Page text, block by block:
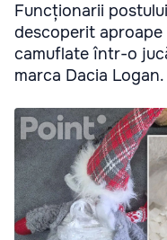
Funcționarii
descoperit aproape
camuflate într-o
marca Dacia Logan.